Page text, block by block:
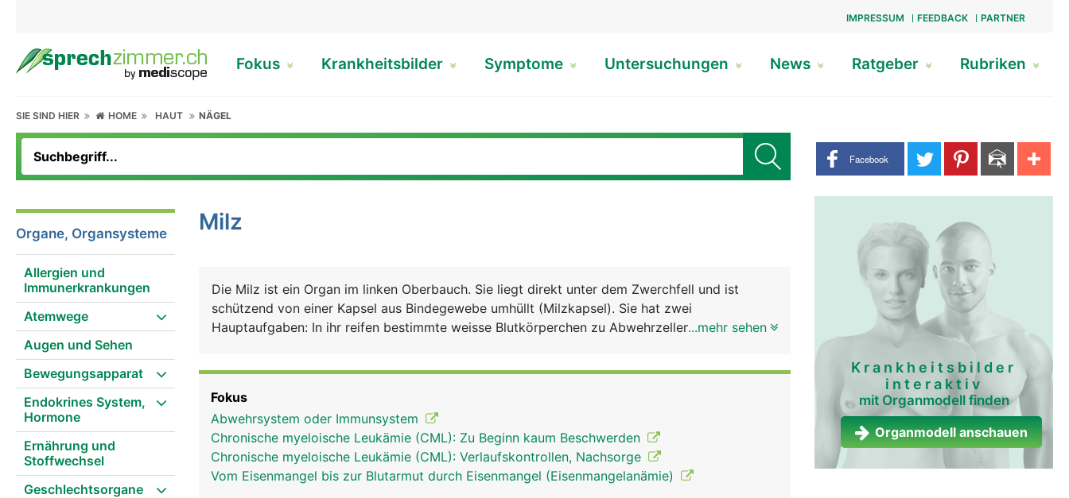
IMPRESSUM FEEDBACK PARTNER
Fokus Krankheitsbilder Symptome Untersuchungen News Ratgeber Rubriken
SIE SIND HIER HOME HAUT NÄGEL
Share buttons
Facebook
Organe, Organsysteme
Allergien und
Immunerkrankungen
Atemwege
Augen und Sehen
Bewegungsapparat
Endokrines System,
Hormone
Ernährung und
Stoffwechsel
Geschlechtsorgane
Milz
Die Milz ist ein Organ im linken Oberbauch. Sie liegt direkt unter dem Zwerchfell und ist
schützend von einer Kapsel aus Bindegewebe umhüllt (Milzkapsel). Sie hat zwei
Hauptaufgaben: In ihr reifen bestimmte weisse Blutkörperchen zu Abwehrzellen des
aussortiert und abgebaut.
...mehr sehen
Fokus
Abwehrsystem oder Immunsystem
Chronische myeloische Leukämie (CML): Zu Beginn kaum Beschwerden
Chronische myeloische Leukämie (CML): Verlaufskontrollen, Nachsorge
Vom Eisenmangel bis zur Blutarmut durch Eisenmangel (Eisenmangelanämie)
Krankheitsbilder
interaktiv
mit Organmodell finden
Organmodell anschauen